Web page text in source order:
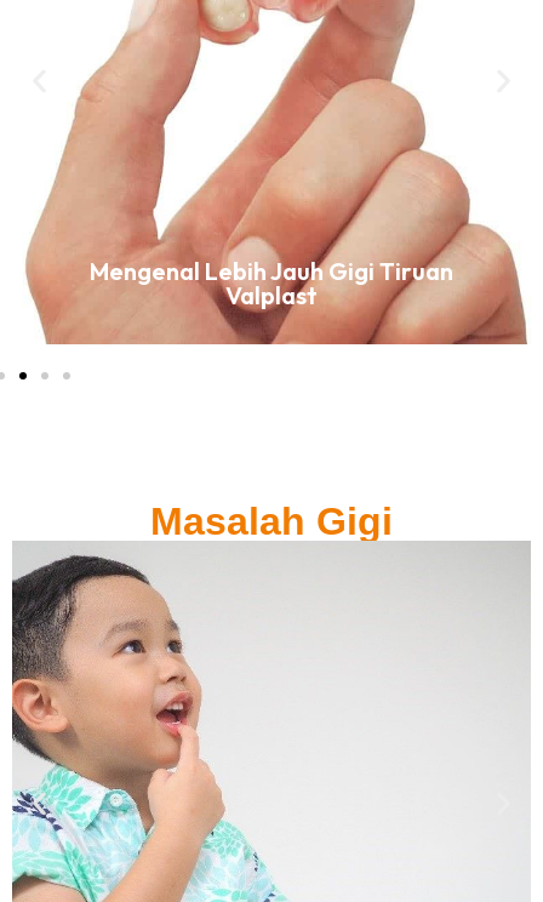
Mengenal Lebih Jauh Gigi Tiruan
Valplast
Masalah Gigi